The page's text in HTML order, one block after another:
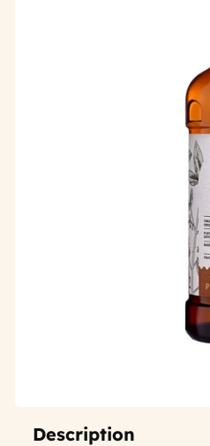
Description